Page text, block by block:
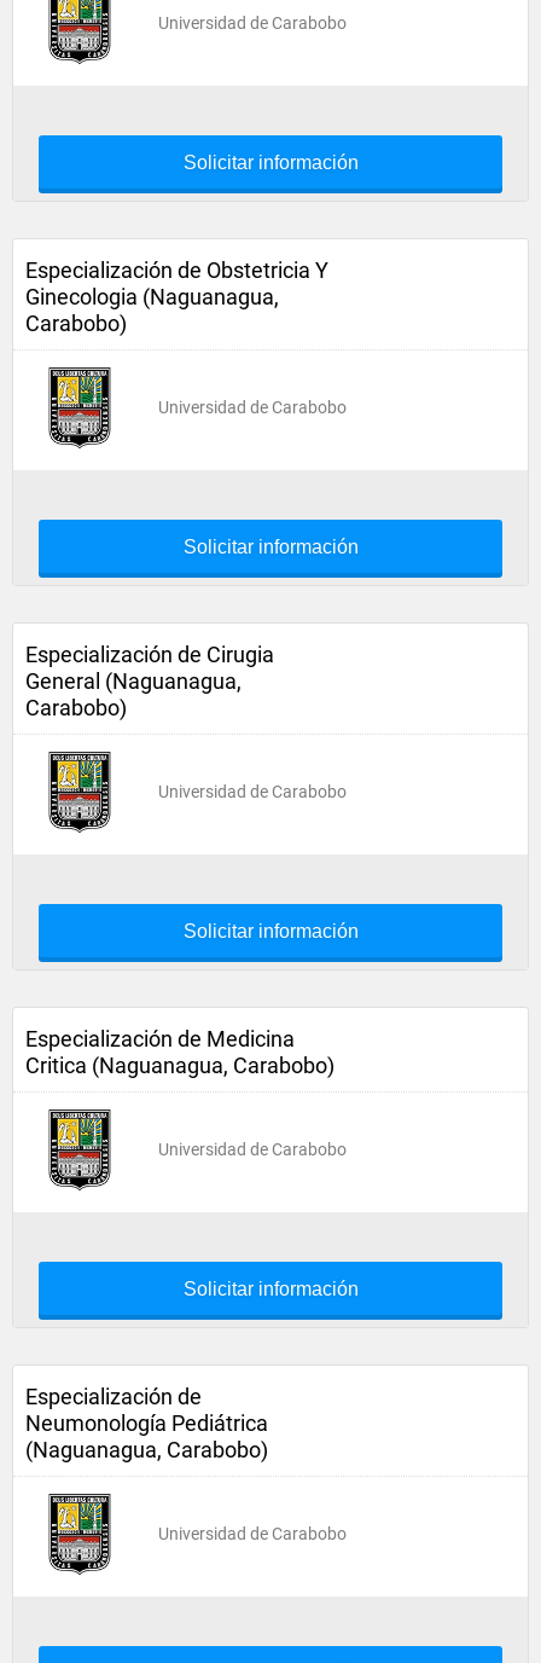
Universidad de Carabobo
Solicitar información
Especialización de Obstetricia Y
Ginecologia (Naguanagua,
Carabobo)
Universidad de Carabobo
Solicitar información
Especialización de Cirugia
General (Naguanagua,
Carabobo)
Universidad de Carabobo
Solicitar información
Especialización de Medicina
Critica (Naguanagua, Carabobo)
Universidad de Carabobo
Solicitar información
Especialización de
Neumonología Pediátrica
(Naguanagua, Carabobo)
Universidad de Carabobo